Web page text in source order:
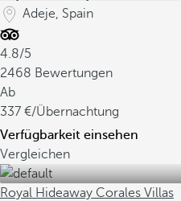
Adeje, Spain
4.8/5
2468 Bewertungen
Ab
337
/Übernachtung
Verfügbarkeit einsehen
Vergleichen
Royal Hideaway Corales Villas